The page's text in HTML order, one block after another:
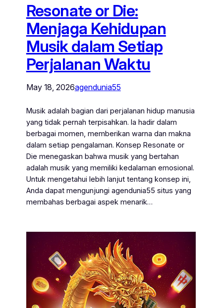
Resonate or Die:
Menjaga Kehidupan
Musik dalam Setiap
Perjalanan Waktu
May 18, 2026agendunia55
Musik adalah bagian dari perjalanan hidup manusia
yang tidak pernah terpisahkan. Ia hadir dalam
berbagai momen, memberikan warna dan makna
dalam setiap pengalaman. Konsep Resonate or
Die menegaskan bahwa musik yang bertahan
adalah musik yang memiliki kedalaman emosional.
Untuk mengetahui lebih lanjut tentang konsep ini,
Anda dapat mengunjungi agendunia55 situs yang
membahas berbagai aspek menarik…